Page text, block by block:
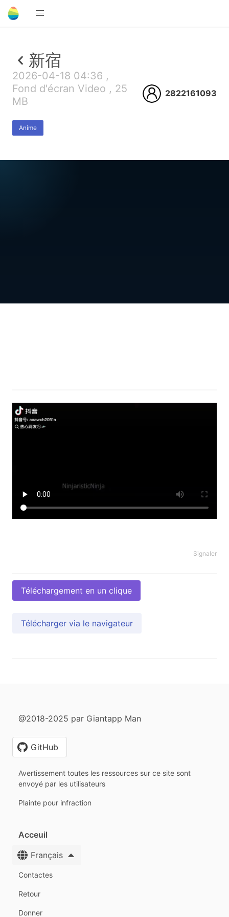
新宿
2026-04-18 04:36 ,
Fond d'écran Video , 25
MB
Anime
2822161093
Signaler
Téléchargement en un clique
Télécharger via le navigateur
@2018-2025 par Giantapp Man
GitHub
Avertissement toutes les ressources sur ce site sont
envoyé par les utilisateurs
Plainte pour infraction
Acceuil
Français
Contactes
Retour
Donner